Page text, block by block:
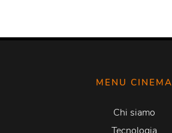
MENU CINEMA
Chi siamo